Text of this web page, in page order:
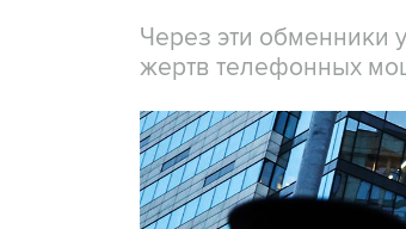
Через эти обменники
жертв телефонных